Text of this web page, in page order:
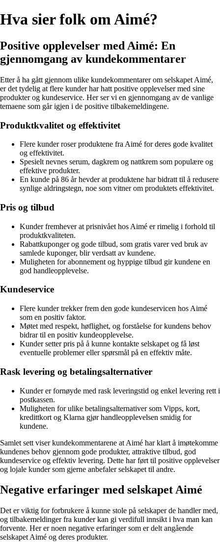
Hva sier folk om Aimé?
Positive opplevelser med Aimé: En
gjennomgang av kundekommentarer
Etter å ha gått gjennom ulike kundekommentarer om selskapet Aimé,
er det tydelig at flere kunder har hatt positive opplevelser med sine
produkter og kundeservice. Her ser vi en gjennomgang av de vanlige
temaene som går igjen i de positive tilbakemeldingene.
Produktkvalitet og effektivitet
Flere kunder roser produktene fra Aimé for deres gode kvalitet
og effektivitet.
Spesielt nevnes serum, dagkrem og nattkrem som populære og
effektive produkter.
En kunde på 86 år hevder at produktene har bidratt til å redusere
synlige aldringstegn, noe som vitner om produktets effektivitet.
Pris og tilbud
Kunder fremhever at prisnivået hos Aimé er rimelig i forhold til
produktkvaliteten.
Rabattkuponger og gode tilbud, som gratis varer ved bruk av
samlede kuponger, blir verdsatt av kundene.
Muligheten for abonnement og hyppige tilbud gir kundene en
god handleopplevelse.
Kundeservice
Flere kunder trekker frem den gode kundeservicen hos Aimé
som en positiv faktor.
Møtet med respekt, høflighet, og forståelse for kundens behov
bidrar til en positiv kundeopplevelse.
Kunder setter pris på å kunne kontakte selskapet og få løst
eventuelle problemer eller spørsmål på en effektiv måte.
Rask levering og betalingsalternativer
Kunder er fornøyde med rask leveringstid og enkel levering rett i
postkassen.
Muligheten for ulike betalingsalternativer som Vipps, kort,
kredittkort og Klarna gjør handleopplevelsen smidig for
kundene.
Samlet sett viser kundekommentarene at Aimé har klart å imøtekomme
kundenes behov gjennom gode produkter, attraktive tilbud, god
kundeservice og effektiv levering. Dette har ført til positive opplevelser
og lojale kunder som gjerne anbefaler selskapet til andre.
Negative erfaringer med selskapet Aimé
Det er viktig for forbrukere å kunne stole på selskaper de handler med,
og tilbakemeldinger fra kunder kan gi verdifull innsikt i hva man kan
forvente. Her er noen negative erfaringer som er delt angående
selskapet Aimé og deres produkter.